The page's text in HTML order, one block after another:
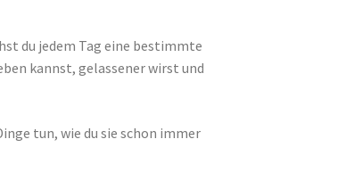
du jedem Tag eine bestimmte
kannst, gelassener wirst und
tun, wie du sie schon immer